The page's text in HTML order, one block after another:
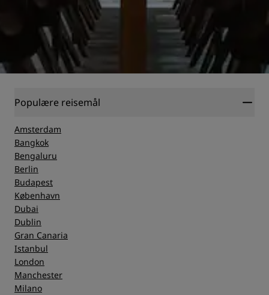
Populære reisemål
Amsterdam
Bangkok
Bengaluru
Berlin
Budapest
København
Dubai
Dublin
Gran Canaria
Istanbul
London
Manchester
Milano